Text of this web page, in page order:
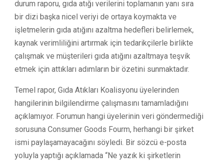
durum raporu, gıda atığı verilerini toplamanın yanı sıra
bir dizi başka nicel veriyi de ortaya koymakta ve
işletmelerin gıda atığını azaltma hedefleri belirlemek,
kaynak verimliliğini artırmak için tedarikçilerle birlikte
çalışmak ve müşterileri gıda atığını azaltmaya teşvik
etmek için attıkları adımların bir özetini sunmaktadır.
Temel rapor, Gıda Atıkları Koalisyonu üyelerinden
hangilerinin bilgilendirme çalışmasını tamamladığını
açıklamıyor. Forumun hangi üyelerinin veri göndermediği
sorusuna Consumer Goods Fourm, herhangi bir şirket
ismi paylaşamayacağını söyledi. Bir sözcü e-posta
yoluyla yaptığı açıklamada “Ne yazık ki şirketlerin